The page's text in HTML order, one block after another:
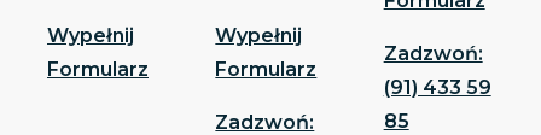
Wypełnij
Formularz
Wypełnij
Formularz
Zadzwoń:
Zadzwoń:
(91) 433 59
85